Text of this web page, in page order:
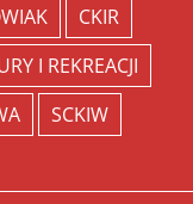
CKIR
I REKREACJI
SCKIW